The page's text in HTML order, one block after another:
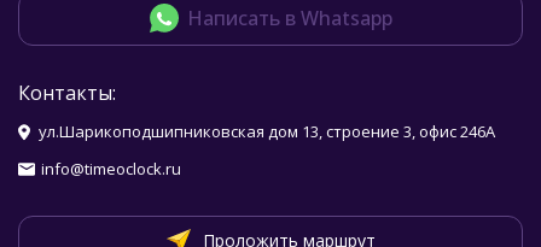
Написать в Whatsapp
Контакты:
ул.Шарикоподшипниковская дом 13, строение 3, офис 246А
info@timeoclock.ru
Проложить маршрут